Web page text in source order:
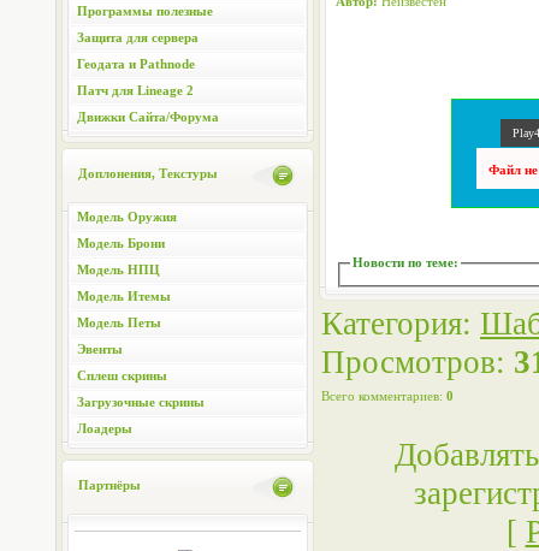
Программы полезные
Защита для сервера
Геодата и Pathnode
Патч для Lineage 2
Движки Сайта/Форума
Доплонения, Текстуры
Модель Оружия
Модель Брони
Модель НПЦ
Модель Итемы
Модель Петы
Эвенты
Сплеш скрины
Загрузочные скрины
Лоадеры
Партнёры
Файл не
Новости по теме:
Категория:
Просмотров:
Всего комментариев: 0
[